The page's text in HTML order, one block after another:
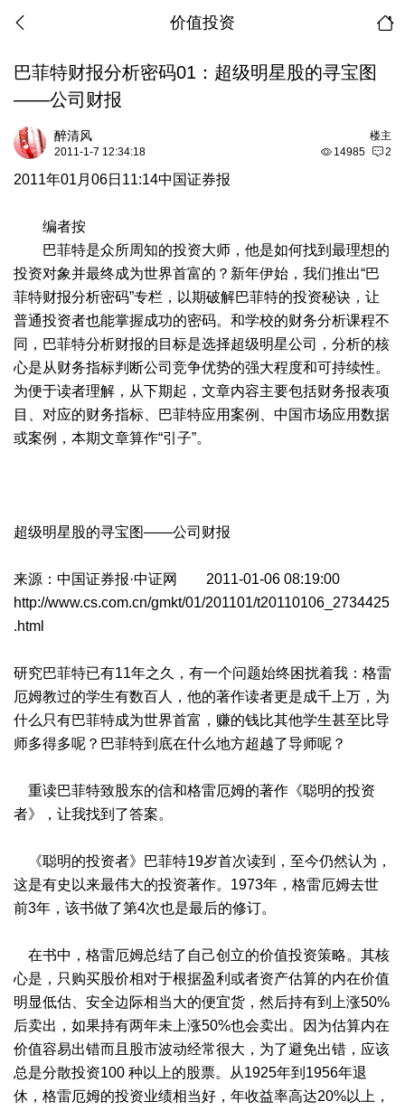
价值投资
巴菲特财报分析密码01：超级明星股的寻宝图
——公司财报
楼主
醉清风
14985 2
2011-1-7 12:34:18
2011年01月06日11:14中国证券报
编者按
巴菲特是众所周知的投资大师，他是如何找到最理想的
投资对象并最终成为世界首富的？新年伊始，我们推出“巴
菲特财报分析密码”专栏，以期破解巴菲特的投资秘诀，让
普通投资者也能掌握成功的密码。和学校的财务分析课程不
同，巴菲特分析财报的目标是选择超级明星公司，分析的核
心是从财务指标判断公司竞争优势的强大程度和可持续性。
为便于读者理解，从下期起，文章内容主要包括财务报表项
目、对应的财务指标、巴菲特应用案例、中国市场应用数据
或案例，本期文章算作“引子”。
超级明星股的寻宝图——公司财报
来源：中国证券报·中证网 2011-01-06 08:19:00
http://www.cs.com.cn/gmkt/01/201101/t20110106_2734425
.html
研究巴菲特已有11年之久，有一个问题始终困扰着我：格雷
厄姆教过的学生有数百人，他的著作读者更是成千上万，为
什么只有巴菲特成为世界首富，赚的钱比其他学生甚至比导
师多得多呢？巴菲特到底在什么地方超越了导师呢？
重读巴菲特致股东的信和格雷厄姆的著作《聪明的投资
者》，让我找到了答案。
《聪明的投资者》巴菲特19岁首次读到，至今仍然认为，
这是有史以来最伟大的投资著作。1973年，格雷厄姆去世
前3年，该书做了第4次也是最后的修订。
在书中，格雷厄姆总结了自己创立的价值投资策略。其核
心是，只购买股价相对于根据盈利或者资产估算的内在价值
明显低估、安全边际相当大的便宜货，然后持有到上涨50%
后卖出，如果持有两年未上涨50%也会卖出。因为估算内在
价值容易出错而且股市波动经常很大，为了避免出错，应该
总是分散投资100 种以上的股票。从1925年到1956年退
休，格雷厄姆的投资业绩相当好，年收益率高达20%以上，